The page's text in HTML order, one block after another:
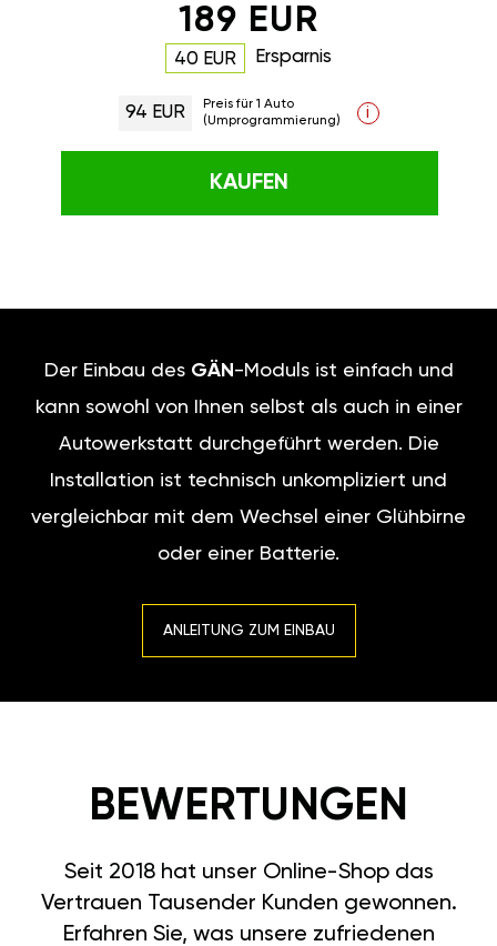
189 EUR
40 EUR Ersparnis
94 EUR
Preis für 1 Auto
(Umprogrammierung)
i
KAUFEN
Der Einbau des GÄN -Moduls ist einfach und
kann sowohl von Ihnen selbst als auch in einer
Autowerkstatt durchgeführt werden. Die
Installation ist technisch unkompliziert und
vergleichbar mit dem Wechsel einer Glühbirne
oder einer Batterie.
ANLEITUNG ZUM EINBAU
BEWERTUNGEN
Seit 2018 hat unser Online-Shop das
Vertrauen Tausender Kunden gewonnen.
Erfahren Sie, was unsere zufriedenen